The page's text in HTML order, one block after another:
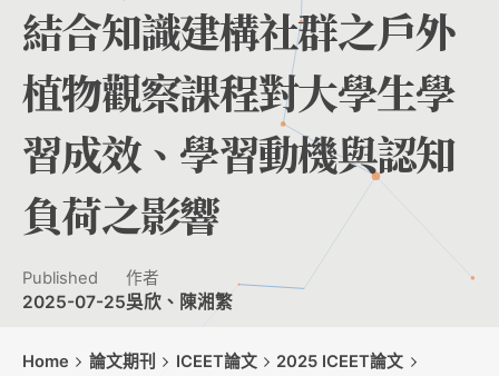
結合知識建構社群之戶外
植物觀察課程對大學生學
習成效、學習動機與認知
負荷之影響
Published
2025-07-25
作者
吳欣、陳湘繁
Home 論文期刊 ICEET論文
2025 ICEET論文